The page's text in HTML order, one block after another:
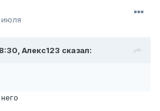
июля
Алекс123 сказал: